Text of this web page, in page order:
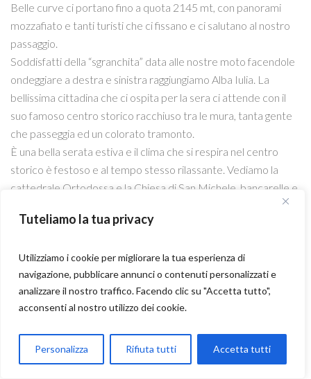
Tuteliamo la tua privacy
Utilizziamo i cookie per migliorare la tua esperienza di
navigazione, pubblicare annunci o contenuti personalizzati e
analizzare il nostro traffico. Facendo clic su "Accetta tutto",
acconsenti al nostro utilizzo dei cookie.
Personalizza Rifiuta tutti Accetta tutti
Belle curve ci portano fino a quota 2145 mt, con panorami
mozzafiato e tanti turisti che ci fissano e ci salutano al nostro
passaggio.
Soddisfatti della “sgranchita” data alle nostre moto facendole
ondeggiare a destra e sinistra raggiungiamo Alba Iulia. La
bellissima cittadina che ci ospita per la sera ci attende con il
suo famoso centro storico racchiuso tra le mura, tanta gente
che passeggia ed un colorato tramonto.
È una bella serata estiva e il clima che si respira nel centro
storico è festoso e al tempo stesso rilassante. Vediamo la
cattedrale Ortodossa e la Chiesa di San Michele, bancarelle e
ferragosto.
all’interno delle mura con piatti tipici e l’immancabile spina
della birra sul tavolo… questa volta lo “spinatore” ufficiale è
Luke.
Arriviamo con il gruppo separato causa un piccolo imprevisto
di natura meteorologica: che colpa ne abbiamo se faceva un
Parla con Motoexplora